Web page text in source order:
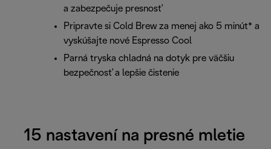
a zabezpečuje presnosť
Pripravte si Cold Brew za menej ako 5 minút* a
vyskúšajte nové Espresso Cool
Parná tryska chladná na dotyk pre väčšiu
bezpečnosť a lepšie čistenie
15 nastavení na presné mletie